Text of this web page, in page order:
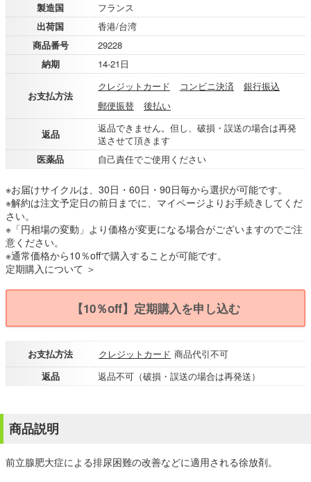
製造国
フランス
出荷国
香港/台湾
商品番号
29228
納期
14-21日
お支払方法
クレジットカード コンビニ決済
銀行振込
郵便振替
後払い
返品
返品できません。但し、破損・誤送の場合は再発
送させて頂きます
医薬品
自己責任でご使用ください
※お届けサイクルは、30日・60日・90日毎から選択が可能です。
※解約は注文予定日の前日までに、マイページよりお手続きしてくだ
さい。
※「円相場の変動」より価格が変更になる場合がございますのでご注
意ください。
※通常価格から10％offで購入することが可能です。
定期購入について ＞
【10％off】定期購入を申し込む
お支払方法 クレジットカード 商品代引不可
返品
返品不可（破損・誤送の場合は再発送）
商品説明
前立腺肥大症による排尿困難の改善などに適用される徐放剤。